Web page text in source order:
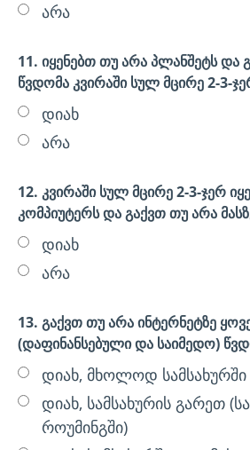
არა
11. იყენებთ თუ არა პლანშეტს და
წვდომა კვირაში სულ მცირე 2-3-
დიახ
არა
12. კვირაში სულ მცირე 2-3-ჯერ
კომპიუტერს და გაქვთ თუ არა
დიახ
არა
13. გაქვთ თუ არა ინტერნეტზე
(დაფინანსებული და საიმედო)
დიახ, მხოლოდ სამსახურში
დიახ, სამსახურის გარეთ
როუმინგში)